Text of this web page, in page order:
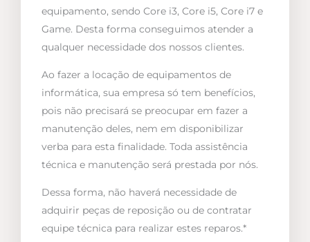
equipamento, sendo Core i3, Core i5, Core i7 e
Game. Desta forma conseguimos atender a
qualquer necessidade dos nossos clientes.
Ao fazer a locação de equipamentos de
informática, sua empresa só tem benefícios,
pois não precisará se preocupar em fazer a
manutenção deles, nem em disponibilizar
verba para esta finalidade. Toda assistência
técnica e manutenção será prestada por nós.
Dessa forma, não haverá necessidade de
adquirir peças de reposição ou de contratar
equipe técnica para realizar estes reparos.*